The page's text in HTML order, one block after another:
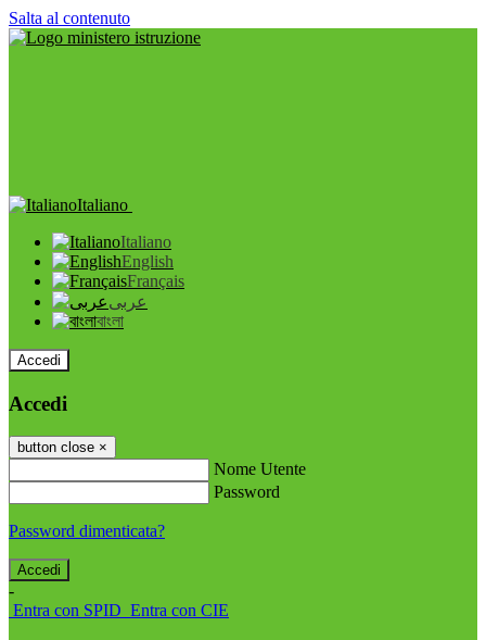
Salta al contenuto
Italiano
Italiano
English
Français
عربى
বাংলা
Accedi
Accedi
button close ×
Nome Utente
Password
Password dimenticata?
-
Entra con SPID Entra con CIE